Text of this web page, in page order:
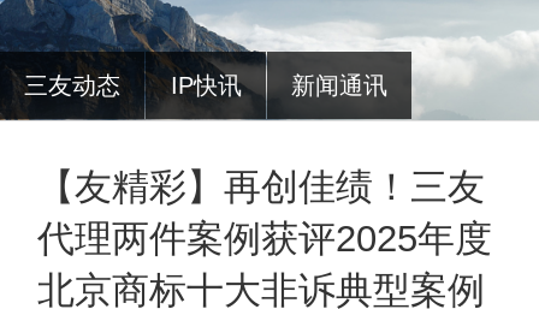
三友动态 IP快讯 新闻通讯
【友精彩】再创佳绩！三友
代理两件案例获评2025年度
北京商标十大非诉典型案例